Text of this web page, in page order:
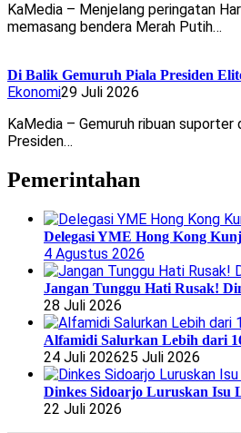
KaMedia – Menjelang peringatan
memasang bendera Merah Putih…
Di Balik Gemuruh Piala Presiden
Ekonomi29 Juli 2026
KaMedia – Gemuruh ribuan
Presiden…
Pemerintahan
Delegasi YME Hong Kong
4 Agustus 2026
Jangan Tunggu Hati Rusak!
28 Juli 2026
Alfamidi Salurkan Lebih dari
24 Juli 202625 Juli 2026
Dinkes Sidoarjo Luruskan Isu
22 Juli 2026